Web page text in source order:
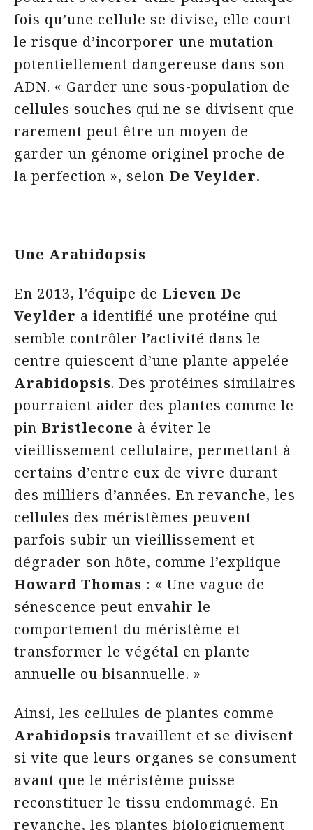
fois qu’une cellule se divise, elle court
le risque d’incorporer une mutation
potentiellement dangereuse dans son
ADN. « Garder une sous-population de
cellules souches qui ne se divisent que
rarement peut être un moyen de
garder un génome originel proche de
la perfection », selon De Veylder.
Une Arabidopsis
En 2013, l’équipe de Lieven De
Veylder a identifié une protéine qui
semble contrôler l’activité dans le
centre quiescent d’une plante appelée
Arabidopsis. Des protéines similaires
pourraient aider des plantes comme le
pin Bristlecone à éviter le
vieillissement cellulaire, permettant à
certains d’entre eux de vivre durant
des milliers d’années. En revanche, les
cellules des méristèmes peuvent
parfois subir un vieillissement et
dégrader son hôte, comme l’explique
Howard Thomas : « Une vague de
sénescence peut envahir le
comportement du méristème et
transformer le végétal en plante
annuelle ou bisannuelle. »
Ainsi, les cellules de plantes comme
Arabidopsis travaillent et se divisent
si vite que leurs organes se consument
avant que le méristème puisse
reconstituer le tissu endommagé. En
revanche, les plantes biologiquement